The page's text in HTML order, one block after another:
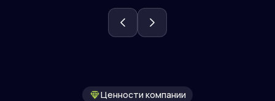
Ценности компании